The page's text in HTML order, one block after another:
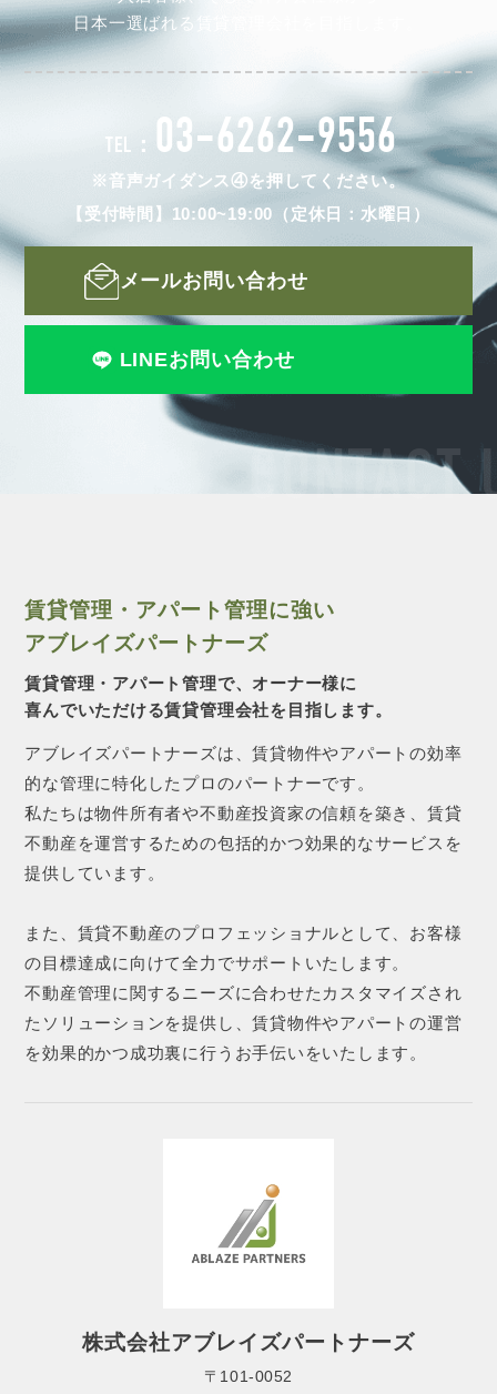
CONTACT
日本一選ばれる賃貸管理会社を目指します。
TEL： 03-6262-9556
※音声ガイダンス④を押してください。
【受付時間】10:00~19:00（定休日：水曜日）
メールお問い合わせ
LINEお問い合わせ
賃貸管理・アパート管理に強い
アブレイズパートナーズ
賃貸管理・アパート管理で、オーナー様に
喜んでいただける賃貸管理会社を目指します。
アブレイズパートナーズは、賃貸物件やアパートの効率
的な管理に特化したプロのパートナーです。
私たちは物件所有者や不動産投資家の信頼を築き、賃貸
不動産を運営するための包括的かつ効果的なサービスを
提供しています。
また、賃貸不動産のプロフェッショナルとして、お客様
の目標達成に向けて全力でサポートいたします。
不動産管理に関するニーズに合わせたカスタマイズされ
たソリューションを提供し、賃貸物件やアパートの運営
を効果的かつ成功裏に行うお手伝いをいたします。
株式会社アブレイズパートナーズ
〒101-0052